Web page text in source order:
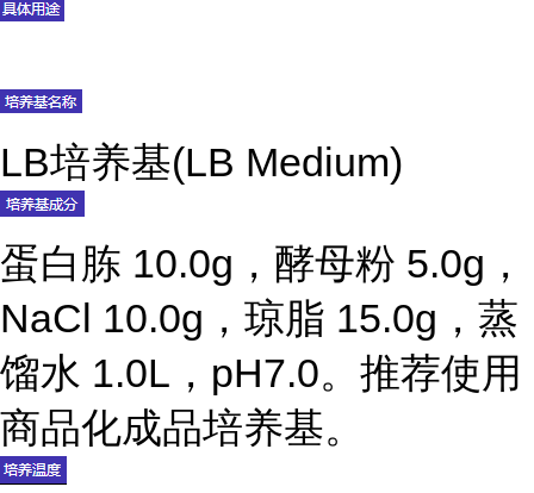
LB培养基(LB Medium)
蛋白胨 10.0g，酵母粉 5.0g，
NaCl 10.0g，琼脂 15.0g，蒸
馏水 1.0L，pH7.0。推荐使用
商品化成品培养基。